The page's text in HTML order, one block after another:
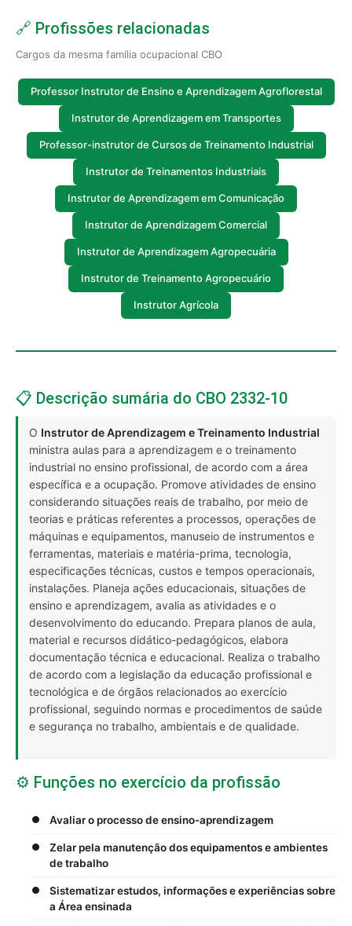
🔗 Profissões relacionadas
Cargos da mesma família ocupacional CBO
Professor Instrutor de Ensino e Aprendizagem Agroflorestal
Instrutor de Aprendizagem em Transportes
Professor-instrutor de Cursos de Treinamento Industrial
Instrutor de Treinamentos Industriais
Instrutor de Aprendizagem em Comunicação
Instrutor de Aprendizagem Comercial
Instrutor de Aprendizagem Agropecuária
Instrutor de Treinamento Agropecuário
Instrutor Agrícola
📋 Descrição sumária do CBO 2332-10
O Instrutor de Aprendizagem e Treinamento Industrial
ministra aulas para a aprendizagem e o treinamento
industrial no ensino profissional, de acordo com a área
específica e a ocupação. Promove atividades de ensino
considerando situações reais de trabalho, por meio de
teorias e práticas referentes a processos, operações de
máquinas e equipamentos, manuseio de instrumentos e
ferramentas, materiais e matéria-prima, tecnologia,
especificações técnicas, custos e tempos operacionais,
instalações. Planeja ações educacionais, situações de
ensino e aprendizagem, avalia as atividades e o
desenvolvimento do educando. Prepara planos de aula,
material e recursos didático-pedagógicos, elabora
documentação técnica e educacional. Realiza o trabalho
de acordo com a legislação da educação profissional e
tecnológica e de órgãos relacionados ao exercício
profissional, seguindo normas e procedimentos de saúde
e segurança no trabalho, ambientais e de qualidade.
⚙️ Funções no exercício da profissão
Avaliar o processo de ensino-aprendizagem
Zelar pela manutenção dos equipamentos e ambientes
de trabalho
Sistematizar estudos, informações e experiências sobre
a Área ensinada